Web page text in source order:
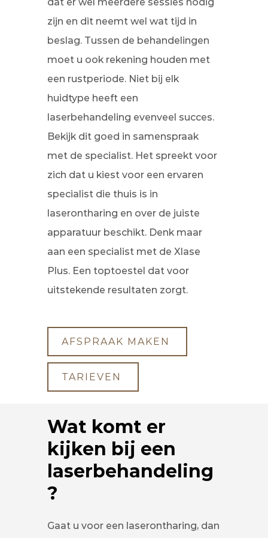
zijn en dit neemt wel wat tijd in
beslag. Tussen de behandelingen
moet u ook rekening houden met
een rustperiode. Niet bij elk
huidtype heeft een
laserbehandeling evenveel succes.
Bekijk dit goed in samenspraak
met de specialist. Het spreekt voor
zich dat u kiest voor een ervaren
specialist die thuis is in
laserontharing en over de juiste
apparatuur beschikt. Denk maar
aan een specialist met de Xlase
Plus. Een toptoestel dat voor
uitstekende resultaten zorgt.
AFSPRAAK MAKEN
TARIEVEN
Wat komt er
kijken bij een
laserbehandeling
?
Gaat u voor een laserontharing, dan